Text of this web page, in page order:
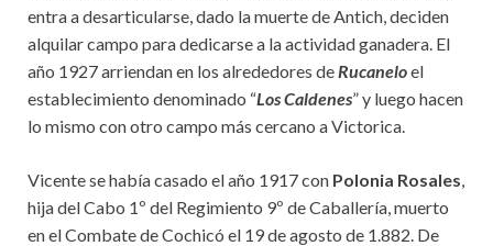
entra a desarticularse, dado la muerte de Antich, deciden
alquilar campo para dedicarse a la actividad ganadera. El
año 1927 arriendan en los alrededores de Rucaneloel
establecimiento denominado “Los Caldenes” y luego hacen
lo mismo con otro campo más cercano a Victorica.
Vicente se había casado el año 1917 con Polonia Rosales
hija del Cabo 1º del Regimiento 9º de Caballería, muerto
en el Combate de Cochicó el 19 de agosto de 1.882. De